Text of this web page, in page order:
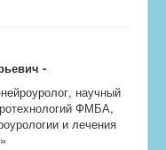
-
научный
ФМБА,
и лечения